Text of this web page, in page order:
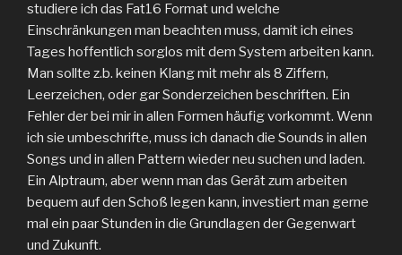
studiere ich das Fat16 Format und welche
Einschränkungen man beachten muss, damit ich eines
Tages hoffentlich sorglos mit dem System arbeiten kann.
Man sollte z.b. keinen Klang mit mehr als 8 Ziffern,
Leerzeichen, oder gar Sonderzeichen beschriften. Ein
Fehler der bei mir in allen Formen häufig vorkommt. Wenn
ich sie umbeschrifte, muss ich danach die Sounds in allen
Songs und in allen Pattern wieder neu suchen und laden.
Ein Alptraum, aber wenn man das Gerät zum arbeiten
bequem auf den Schoß legen kann, investiert man gerne
mal ein paar Stunden in die Grundlagen der Gegenwart
und Zukunft.